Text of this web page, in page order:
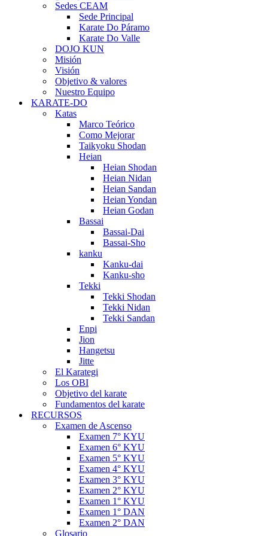
Sedes CEAM
Sede Principal
Karate Do Páramo
Karate Do Valle
DOJO KUN
Misión
Visión
Objetivo & valores
Nuestro Equipo
KARATE-DO
Katas
Marco Teórico
Como Mejorar
Taikyoku Shodan
Heian
Heian Shodan
Heian Nidan
Heian Sandan
Heian Yondan
Heian Godan
Bassai
Bassai-Dai
Bassai-Sho
kanku
Kanku-dai
Kanku-sho
Tekki
Tekki Shodan
Tekki Nidan
Tekki Sandan
Enpi
Jion
Hangetsu
Jitte
El Karategi
Los OBI
Objetivo del karate
Fundamentos del karate
RECURSOS
Examen de Ascenso
Examen 7° KYU
Examen 6° KYU
Examen 5° KYU
Examen 4° KYU
Examen 3° KYU
Examen 2° KYU
Examen 1° KYU
Examen 1° DAN
Examen 2° DAN
Glosario